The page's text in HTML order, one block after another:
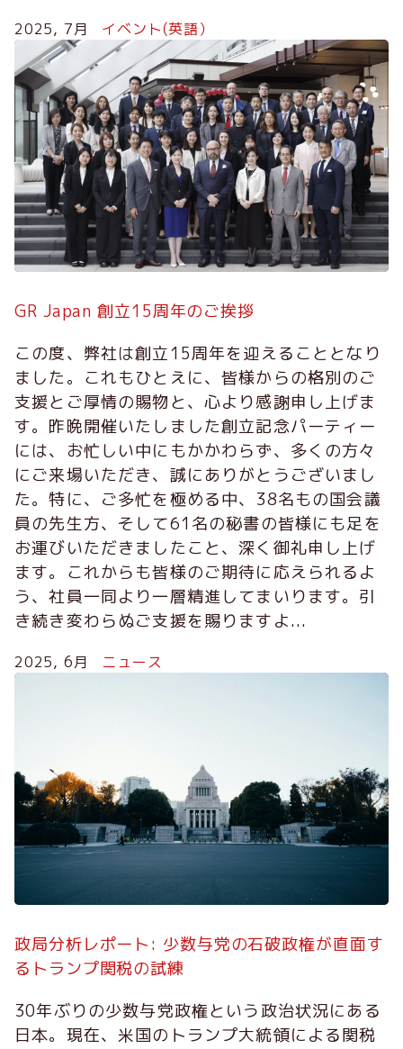
2025, 7月 イベント(英語）
GR Japan 創立15周年のご挨拶
この度、弊社は創立15周年を迎えることとなり
ました。これもひとえに、皆様からの格別のご
支援とご厚情の賜物と、心より感謝申し上げま
す。昨晩開催いたしました創立記念パーティー
には、お忙しい中にもかかわらず、多くの方々
にご来場いただき、誠にありがとうございまし
た。特に、ご多忙を極める中、38名もの国会議
員の先生方、そして61名の秘書の皆様にも足を
お運びいただきましたこと、深く御礼申し上げ
ます。これからも皆様のご期待に応えられるよ
う、社員一同より一層精進してまいります。引
き続き変わらぬご支援を賜りますよ...
2025, 6月 ニュース
政局分析レポート: 少数与党の石破政権が直面す
るトランプ関税の試練
30年ぶりの少数与党政権という政治状況にある
日本。現在、米国のトランプ大統領による関税